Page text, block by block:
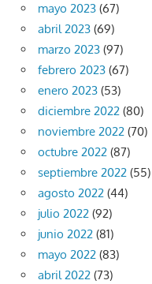
mayo 2023 (67)
abril 2023 (69)
marzo 2023 (97)
febrero 2023 (67)
enero 2023 (53)
diciembre 2022 (80)
noviembre 2022 (70)
octubre 2022 (87)
septiembre 2022 (55)
agosto 2022 (44)
julio 2022 (92)
junio 2022 (81)
mayo 2022 (83)
abril 2022 (73)